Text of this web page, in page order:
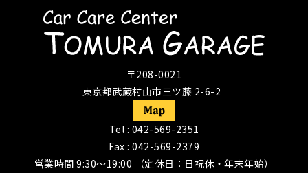
〒208-0021
東京都武蔵村山市三ツ藤 2-6-2
Tel : 042-569-2351
Fax : 042-569-2379
営業時間 9:30〜19:00 （定休日：日祝休・年末年始）